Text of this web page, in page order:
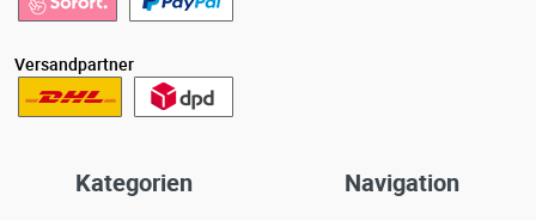
Versandpartner
Kategorien Navigation